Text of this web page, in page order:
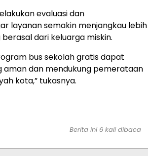
evaluasi dan
layanan semakin menjangkau lebih
dari keluarga miskin.
bus sekolah gratis dapat
aman dan mendukung pemerataan
kota,” tukasnya.
Berita ini 6 kali dibaca